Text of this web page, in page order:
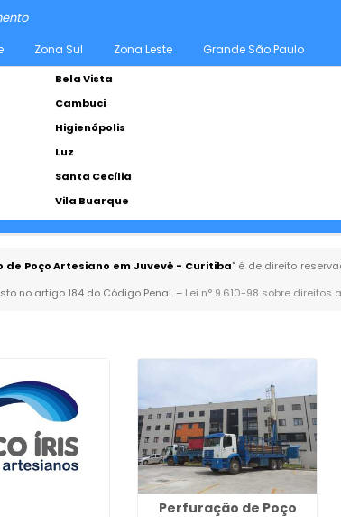
Zona Sul Zona Leste Grande São Paulo
Bela Vista
Cambuci
Higienópolis
Luz
Santa Cecília
Vila Buarque
Poço Artesiano em Juvevê - Curitiba" é de direito
no artigo 184 do Código Penal. – Lei n° 9.610-98 sobre direitos
Perfuração de Poço